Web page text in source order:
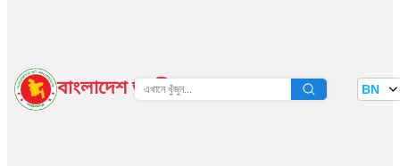
বাংলাদেশ জাতীয় তথ্য বাতায়ন BN